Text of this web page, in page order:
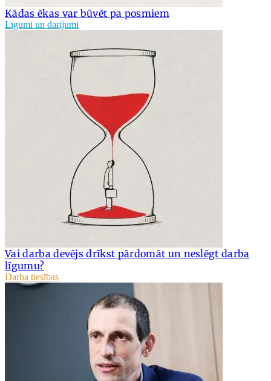
Kādas ēkas var būvēt pa posmiem
Līgumi un darījumi
Vai darba devējs drīkst pārdomāt un neslēgt darba
līgumu?
Darba tiesības